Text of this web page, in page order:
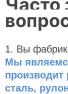
Часто
1. Вы
Мы
сталь,